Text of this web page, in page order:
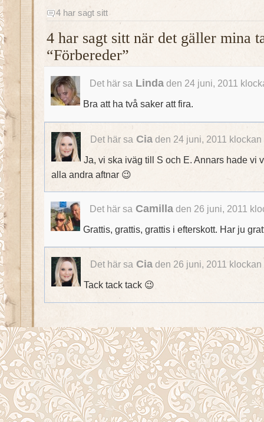
4 har sagt sitt
4 har sagt sitt när det gäller mina
“Förbereder”
Det här sa Lindaden 24 juni, 2011
Bra att ha två saker att fira.
Det här sa Cia den 24 juni, 2011 klockan
Ja, vi ska iväg till S och E. Annars hade vi
alla andra aftnar 😉
Det här sa Camilladen 26 juni, 2011
Grattis, grattis, grattis i efterskott. Har ju
Det här saCiaden 26 juni, 2011 klockan
Tack tack tack 😉